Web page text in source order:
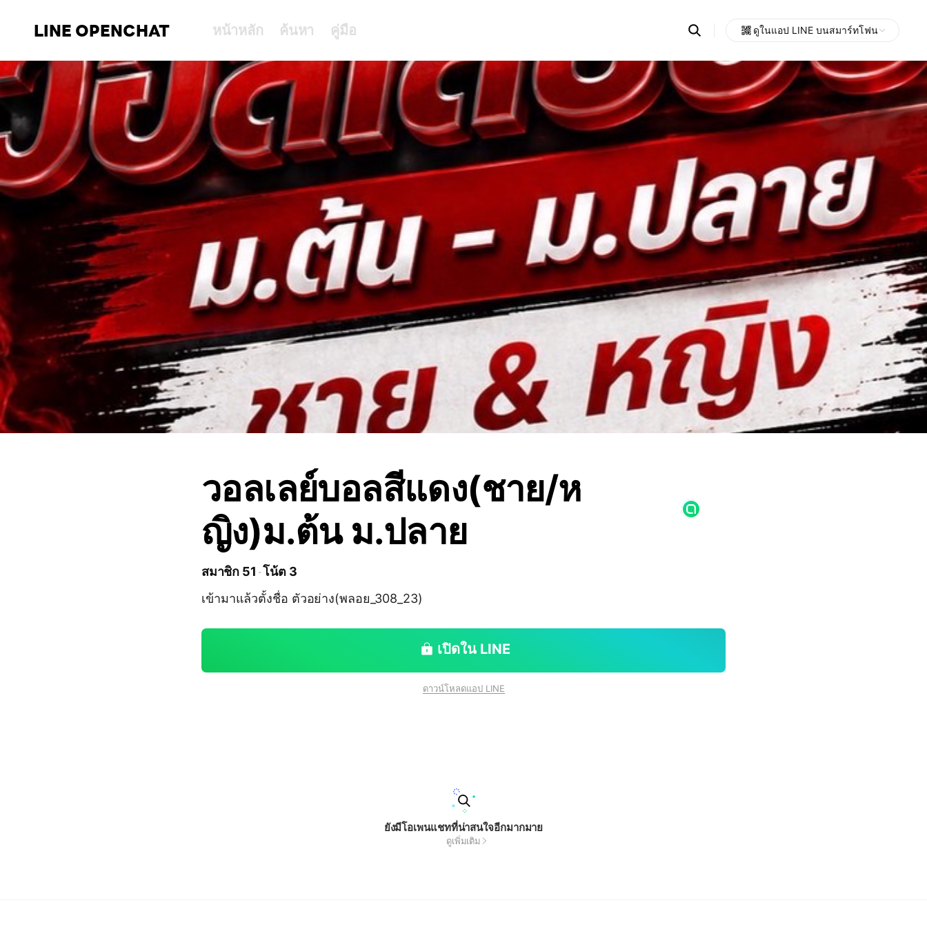
LINE OPENCHAT หน้าหลัก ค้นหา คู่มือ Search
OpenChats
messages
search
ดูในแอป LINE บนสมาร์ทโฟน
วอลเลย์บอลสีแดง(ชาย/ห
ญิง)ม.ต้น ม.ปลาย
สมาชิก 51 โน้ต 3
เข้ามาแล้วตั้งชื่อ ตัวอย่าง(พลอย_308_23)
เปิดใน LINE
ดาวน์โหลดแอป LINE
ยังมีโอเพนแชทที่น่าสนใจอีกมากมาย
ดูเพิ่มเติม